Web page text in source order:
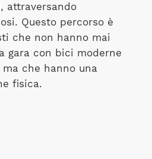
attraversando
Questo percorso è
che non hanno mai
gara con bici moderne
che hanno una
fisica.